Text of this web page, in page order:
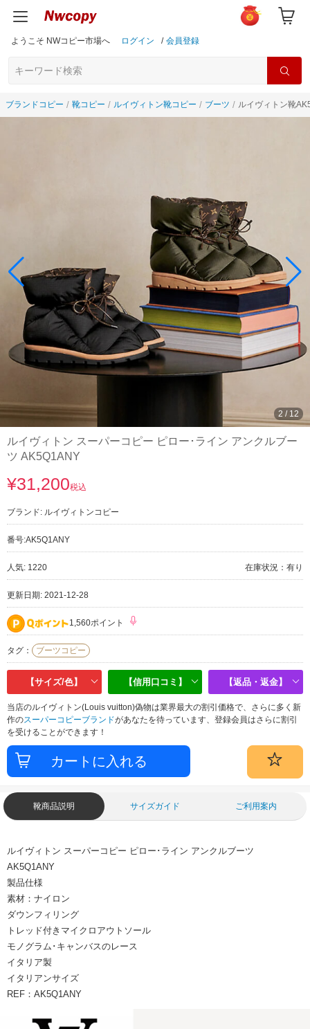
ようこそ NWコピー市場へ ログイン / 会員登録
ブランドコピー 靴コピー ルイヴィトン靴コピー ブーツ ルイヴィトン靴
3 / 12
ルイヴィトン スーパーコピー ピロー･ライン アンクルブー
ツ AK5Q1ANY
¥31,200税込
ブランド: ルイヴィトンコピー
番号:AK5Q1ANY
人気: 1220 在庫状況：有り
更新日期: 2021-12-28
1,560ポイント
タグ： ブーツコピー
【サイズ/色】 【信用口コミ】 【返品・返金】
当店のルイヴィトン(Louis vuitton)偽物は業界最大の割引価格で、さらに多く新
作のスーパーコピーブランドがあなたを待っています、登録会員はさらに割引
を受けることができます！
靴商品説明 サイズガイド ご利用案内
ルイヴィトン スーパーコピー ピロー･ライン アンクルブーツ
AK5Q1ANY
製品仕様
素材：ナイロン
ダウンフィリング
トレッド付きマイクロアウトソール
モノグラム･キャンバスのレース
イタリア製
イタリアンサイズ
REF：AK5Q1ANY